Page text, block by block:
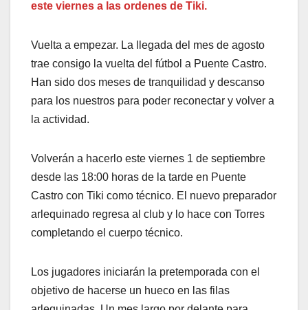
este viernes a las ordenes de Tiki.
Vuelta a empezar. La llegada del mes de agosto
trae consigo la vuelta del fútbol a Puente Castro.
Han sido dos meses de tranquilidad y descanso
para los nuestros para poder reconectar y volver a
la actividad.
Volverán a hacerlo este viernes 1 de septiembre
desde las 18:00 horas de la tarde en Puente
Castro con Tiki como técnico. El nuevo preparador
arlequinado regresa al club y lo hace con Torres
completando el cuerpo técnico.
Los jugadores iniciarán la pretemporada con el
objetivo de hacerse un hueco en las filas